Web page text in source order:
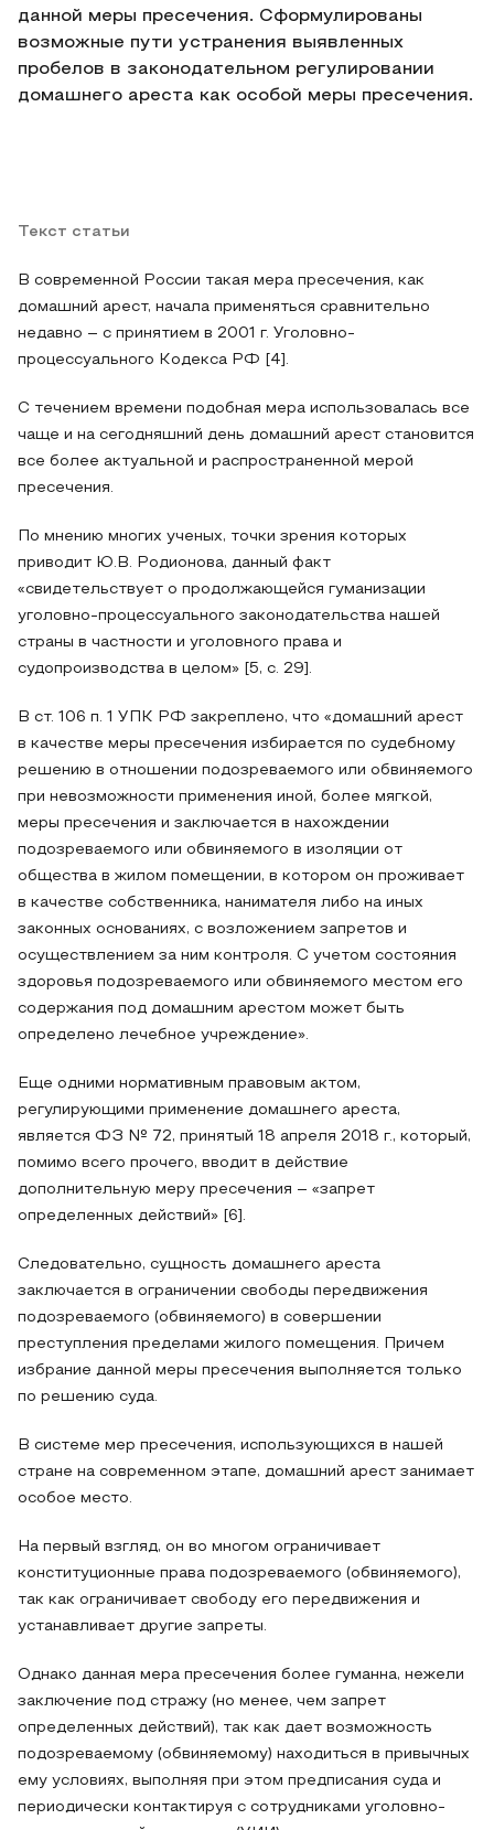
данной меры пресечения. Сформулированы
возможные пути устранения выявленных
пробелов в законодательном регулировании
домашнего ареста как особой меры пресечения.
Текст статьи
В современной России такая мера пресечения, как
домашний арест, начала применяться сравнительно
недавно – с принятием в 2001 г. Уголовно-
процессуального Кодекса РФ [4].
С течением времени подобная мера использовалась все
чаще и на сегодняшний день домашний арест становится
все более актуальной и распространенной мерой
пресечения.
По мнению многих ученых, точки зрения которых
приводит Ю.В. Родионова, данный факт
«свидетельствует о продолжающейся гуманизации
уголовно-процессуального законодательства нашей
страны в частности и уголовного права и
судопроизводства в целом» [5, с. 29].
В ст. 106 п. 1 УПК РФ закреплено, что «домашний арест
в качестве меры пресечения избирается по судебному
решению в отношении подозреваемого или обвиняемого
при невозможности применения иной, более мягкой,
меры пресечения и заключается в нахождении
подозреваемого или обвиняемого в изоляции от
общества в жилом помещении, в котором он проживает
в качестве собственника, нанимателя либо на иных
законных основаниях, с возложением запретов и
осуществлением за ним контроля. С учетом состояния
здоровья подозреваемого или обвиняемого местом его
содержания под домашним арестом может быть
определено лечебное учреждение».
Еще одними нормативным правовым актом,
регулирующими применение домашнего ареста,
является ФЗ № 72, принятый 18 апреля 2018 г., который,
помимо всего прочего, вводит в действие
дополнительную меру пресечения – «запрет
определенных действий» [6].
Следовательно, сущность домашнего ареста
заключается в ограничении свободы передвижения
подозреваемого (обвиняемого) в совершении
преступления пределами жилого помещения. Причем
избрание данной меры пресечения выполняется только
по решению суда.
В системе мер пресечения, использующихся в нашей
стране на современном этапе, домашний арест занимает
особое место.
На первый взгляд, он во многом ограничивает
конституционные права подозреваемого (обвиняемого),
так как ограничивает свободу его передвижения и
устанавливает другие запреты.
Однако данная мера пресечения более гуманна, нежели
заключение под стражу (но менее, чем запрет
определенных действий), так как дает возможность
подозреваемому (обвиняемому) находиться в привычных
ему условиях, выполняя при этом предписания суда и
периодически контактируя с сотрудниками уголовно-